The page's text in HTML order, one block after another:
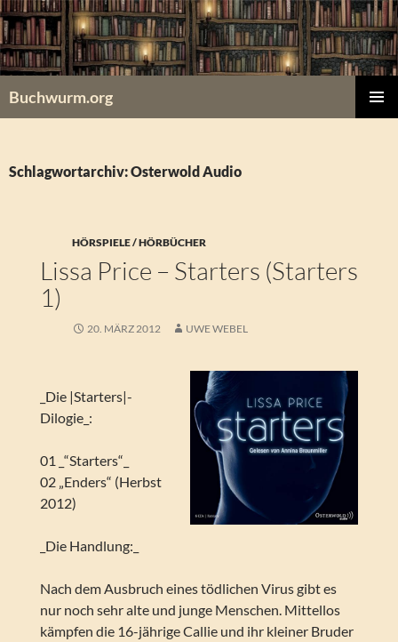
Zum
Inhalt
springen
Buchwurm.org
Schlagwortarchiv: Osterwold Audio
HÖRSPIELE / HÖRBÜCHER
Lissa Price – Starters (Starters
1)
20. MÄRZ 2012 UWE WEBEL
_Die |Starters|-
Dilogie_:
01 _“Starters“_
02 „Enders“ (Herbst
2012)
_Die Handlung:_
Nach dem Ausbruch eines tödlichen Virus gibt es
nur noch sehr alte und junge Menschen. Mittellos
kämpfen die 16-jährige Callie und ihr kleiner Bruder